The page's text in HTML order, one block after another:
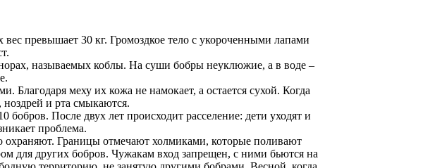
превышает 30 кг. Громоздкое тело с укороченными лапами
называемых коблы. На суши бобры неуклюжие, а в воде –
меху их кожа не намокает, а остается сухой. Когда
и рта смыкаются.
После двух лет происходит расселение: дети уходят и
проблема.
охраняют. Границы отмечают холмиками, которые поливают
для других бобров. Чужакам вход запрещен, с ними бьются на